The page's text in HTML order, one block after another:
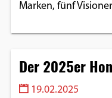
Marken, fünf
Der 2025er
19.02.2025